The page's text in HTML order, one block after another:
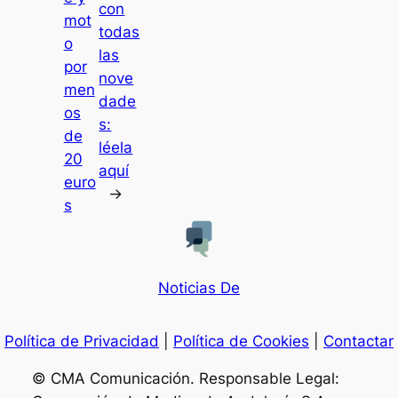
mot
o
por
men
os
de
20
euro
s
con
todas
las
nove
dade
s:
léela
aquí
→
Noticias De
Política de Privacidad Política de Cookies Contactar
© CMA Comunicación. Responsable Legal: